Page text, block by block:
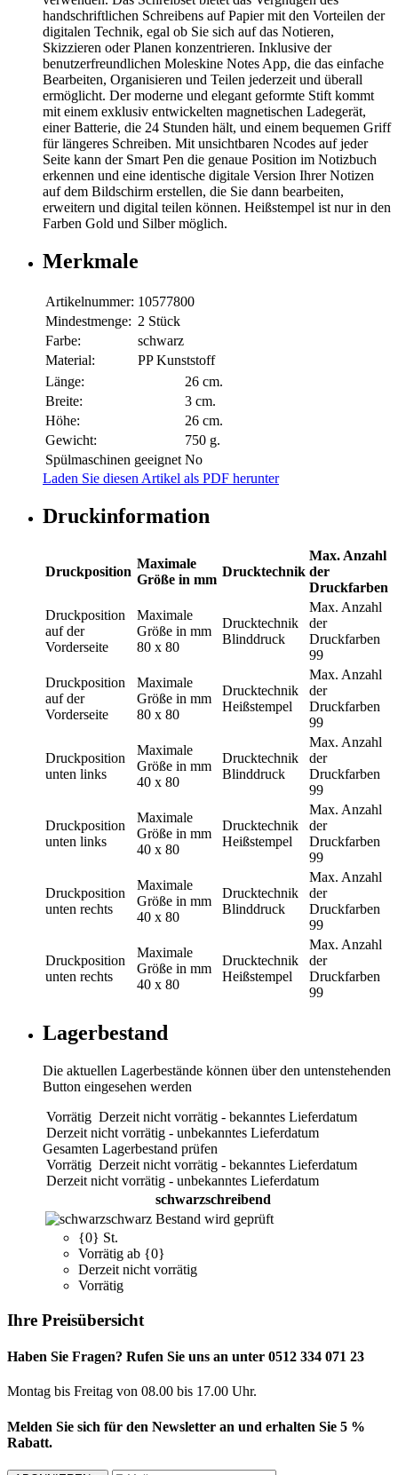
handschriftlichen Schreibens auf Papier mit den Vorteilen der
digitalen Technik, egal ob Sie sich auf das Notieren,
Skizzieren oder Planen konzentrieren. Inklusive der
benutzerfreundlichen Moleskine Notes App, die das einfache
Bearbeiten, Organisieren und Teilen jederzeit und überall
ermöglicht. Der moderne und elegant geformte Stift kommt
mit einem exklusiv entwickelten magnetischen Ladegerät,
einer Batterie, die 24 Stunden hält, und einem bequemen Griff
für längeres Schreiben. Mit unsichtbaren Ncodes auf jeder
Seite kann der Smart Pen die genaue Position im Notizbuch
erkennen und eine identische digitale Version Ihrer Notizen
auf dem Bildschirm erstellen, die Sie dann bearbeiten,
erweitern und digital teilen können. Heißstempel ist nur in den
Farben Gold und Silber möglich.
Merkmale
Artikelnummer: 10577800
Mindestmenge: 2 Stück
Farbe:
schwarz
Material:
PP Kunststoff
Länge:
26 cm.
Breite:
3 cm.
Höhe:
26 cm.
Gewicht:
750 g.
Spülmaschinen geeignet No
Laden Sie diesen Artikel als PDF herunter
Druckinformation
Druckposition
Maximale
Größe in mm
Drucktechnik
Max. Anzahl
der
Druckfarben
Druckposition
auf der
Vorderseite
Maximale
Größe in mm
80 x 80
Drucktechnik
Blinddruck
Max. Anzahl
der
Druckfarben
99
Druckposition
auf der
Vorderseite
Maximale
Größe in mm
80 x 80
Drucktechnik
Heißstempel
Max. Anzahl
der
Druckfarben
99
Druckposition
unten links
Maximale
Größe in mm
40 x 80
Drucktechnik
Blinddruck
Max. Anzahl
der
Druckfarben
99
Druckposition
unten links
Maximale
Größe in mm
40 x 80
Drucktechnik
Heißstempel
Max. Anzahl
der
Druckfarben
99
Druckposition
unten rechts
Maximale
Größe in mm
40 x 80
Drucktechnik
Blinddruck
Max. Anzahl
der
Druckfarben
99
Druckposition
unten rechts
Maximale
Größe in mm
40 x 80
Drucktechnik
Heißstempel
Max. Anzahl
der
Druckfarben
99
Lagerbestand
Die aktuellen Lagerbestände können über den untenstehenden
Button eingesehen werden
Vorrätig Derzeit nicht vorrätig - bekanntes Lieferdatum
Derzeit nicht vorrätig - unbekanntes Lieferdatum
Gesamten Lagerbestand prüfen
Vorrätig Derzeit nicht vorrätig - bekanntes Lieferdatum
Derzeit nicht vorrätig - unbekanntes Lieferdatum
schwarzschreibend
schwarz Bestand wird geprüft
{0} St.
Vorrätig ab {0}
Derzeit nicht vorrätig
Vorrätig
Ihre Preisübersicht
Haben Sie Fragen? Rufen Sie uns an unter 0512 334 071 23
Montag bis Freitag von 08.00 bis 17.00 Uhr.
Melden Sie sich für den Newsletter an und erhalten Sie 5 %
Rabatt.